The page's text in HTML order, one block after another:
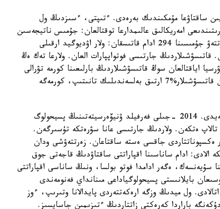
ساقتاۋعا مۇمكىندىك بەرەدى. ءتىپتى، ءسىزدىڭ ول
امەريكالىق عالىمدارعا توقتالعان: جۇمىس ناتيجەسىن
Psychological Science جۋرنالىندا جاريالاعان. زەرتتەۋ جۇمىسىنا 294 ادام قاتىسقان: ولار اۋديوگيد ارقىلى
قاتىسۋشىلاردىڭ جارتىسى فوتواپپارات العان. ولارعا تەك ەڭ
اياقتالعان سوڭ قاتىسۋشىلاردىڭ بارلىعىنا كورمە تۋرالى
سۇراقتار قويىلعان. ناتيجەسىندە سۋرەتكە تۇسىرگەن قاتىسۋشىلار%7 ارتىق بەلسەندىلىك تانىتىپ، كورمەگە
• كەرىسىنشە، وزگە زەرتتەۋشىلەر پىكىرمەن كەلىسپەيدى. 2014 -جىلى فەرفيلد ۋنيۆەرسيتەتىنىڭ پسيحولوگ
ارالاۋدى تالاپ ەتكەن. ولاردىڭ جارتىسى عانا سۋرەتكە تۇسىرگەن.
ەكسپوناتتاردى جاقسى ەستە ساقتاعان. زەرتتەۋشى ودان
ەسەپكە الادى: ادام ساناسىنا اقپاراتتى ساقتاۋدىڭ قاجەتى جوق
سۇيەنسەك، ەگەر ادامدا فوتو بولسا، ونىڭ ساناسى اقپاراتتى
بايلانىستى پسيحولوگياداعى مىنانداي فەنومەندى
ول ميدىڭ وزگە ارەكەتتەردى پايدالانا وتىرىپ، ءوز
باراردا كەرەكتى زاتتاردىڭ ءتىزىمىن جاسايسىز.